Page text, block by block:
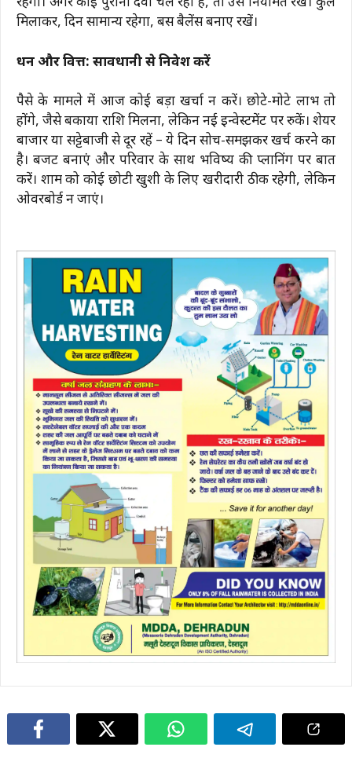
मिलाकर, दिन सामान्य रहेगा, बस बैलेंस बनाए रखें।
धन और वित्त: सावधानी से निवेश करें
पैसे के मामले में आज कोई बड़ा खर्चा न करें। छोटे-मोटे लाभ तो
होंगे, जैसे बकाया राशि मिलना, लेकिन नई इन्वेस्टमेंट पर रुकें। शेयर
बाजार या सट्टेबाजी से दूर रहें – ये दिन सोच-समझकर खर्च करने का
है। बजट बनाएं और परिवार के साथ भविष्य की प्लानिंग पर बात
करें। शाम को कोई छोटी खुशी के लिए खरीदारी ठीक रहेगी, लेकिन
ओवरबोर्ड न जाएं।